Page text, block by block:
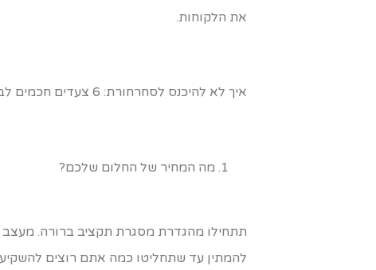
את הלקוחות.
איך לא להיכנס לסחרחורת: 6 צעדים חכמים לבחירה
מה המחיר של החלום שלכם?
תתחילו מהגדרת מסגרת תקציב ברורה.
להמתין עד שתחליטו כמה אתם רוצים